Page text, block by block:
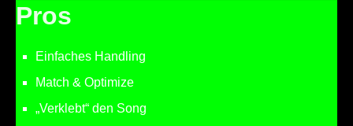
Pros
Einfaches Handling
Match & Optimize
„Verklebt“ den Song